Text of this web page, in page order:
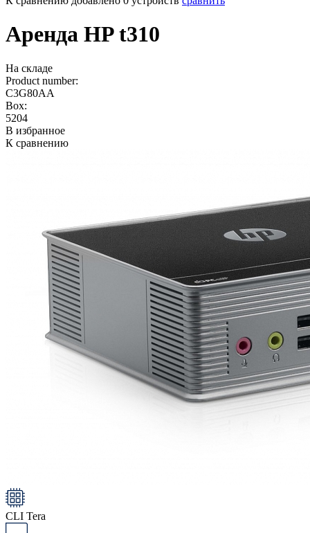
Аренда HP t310
На складе
Product number:
C3G80AA
Box:
5204
В избранное
К сравнению
CLI Tera